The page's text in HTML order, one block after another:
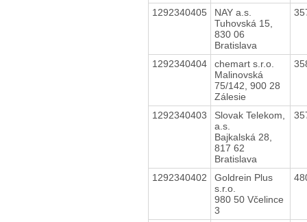
1292340405
NAY a.s.
Tuhovská 15,
830 06
Bratislava
1292340404
chemart s.r.o.
Malinovská
75/142, 900 28
Zálesie
1292340403
Slovak Telekom,
a.s.
Bajkalská 28,
817 62
Bratislava
1292340402
Goldrein Plus
s.r.o.
980 50 Včelince
3